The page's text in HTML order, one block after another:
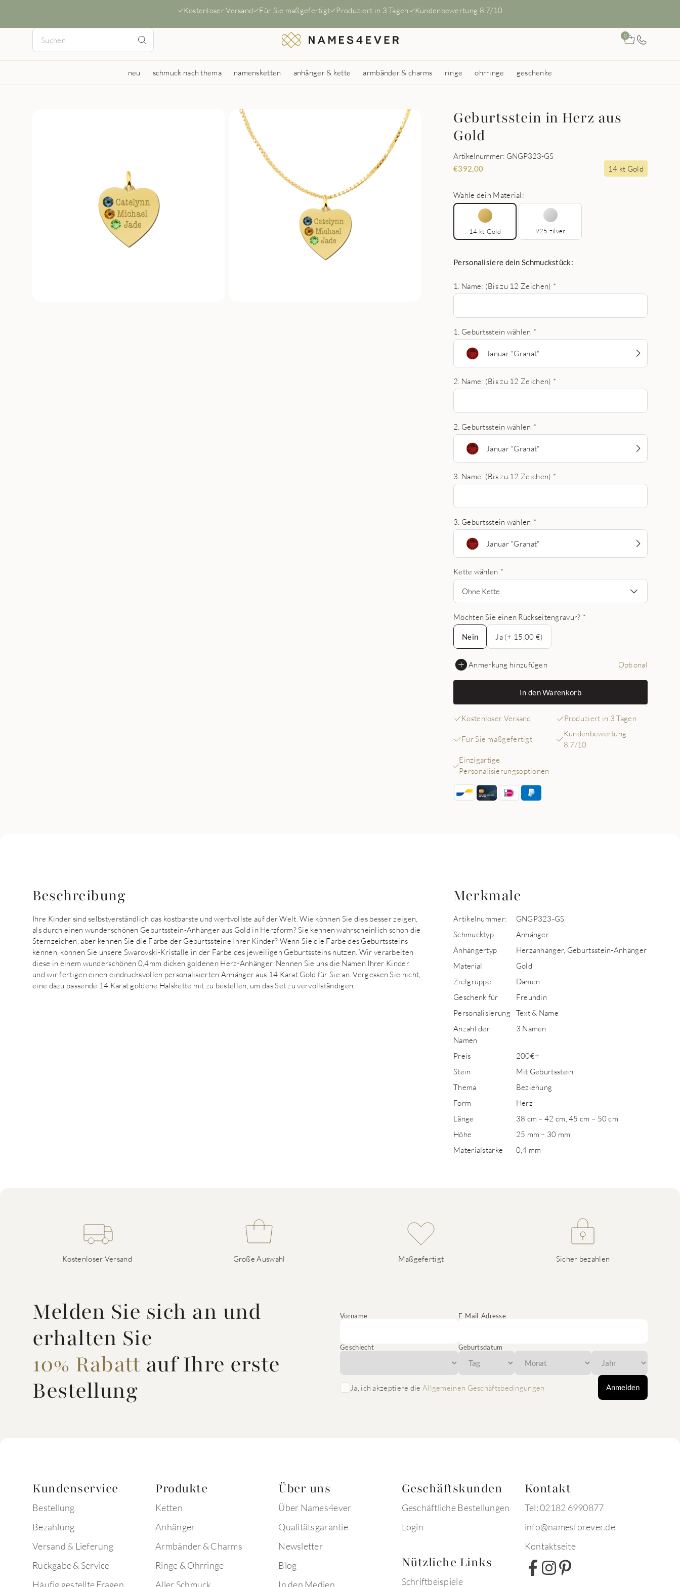
Kostenloser Versand Für Sie maßgefertigt Produziert in 3 Tagen Kundenbewertung 8.7/10
0
neu schmuck nach thema namensketten anhänger & kette armbänder & charms ringe ohrringe geschenke
Geburtsstein in Herz aus
Gold
Artikelnummer: GNGP323-GS
€392,00 14 kt Gold
Wähle dein Material:
14 kt Gold 925 zilver
Personalisiere dein Schmuckstück:
1. Name: (Bis zu 12 Zeichen) *
1. Geburtsstein wählen *
Januar "Granat"
2. Name: (Bis zu 12 Zeichen) *
2. Geburtsstein wählen *
Januar "Granat"
3. Name: (Bis zu 12 Zeichen) *
3. Geburtsstein wählen *
Januar "Granat"
Kette wählen *
Ohne Kette
Möchten Sie einen Rückseitengravur? *
Nein
Nein
Ja (+ 15,00 €)
Anmerkung hinzufügen Optional
In den Warenkorb
Kostenloser Versand Produziert in 3 Tagen
Für Sie maßgefertigt
Kundenbewertung
8,7/10
Einzigartige
Personalisierungsoptionen
Beschreibung
Ihre Kinder sind selbstverständlich das kostbarste und wertvollste auf der Welt. Wie können Sie dies besser zeigen,
als durch einen wunderschönen Geburtsstein-Anhänger aus Gold in Herzform? Sie kennen wahrscheinlich schon die
Sternzeichen, aber kennen Sie die Farbe der Geburtssteine Ihrer Kinder? Wenn Sie die Farbe des Geburtssteins
kennen, können Sie unsere Swarovski-Kristalle in der Farbe des jeweiligen Geburtssteins nutzen. Wir verarbeiten
diese in einem wunderschönen 0,4mm dicken goldenen Herz-Anhänger. Nennen Sie uns die Namen Ihrer Kinder
und wir fertigen einen eindrucksvollen personalisierten Anhänger aus 14 Karat Gold für Sie an. Vergessen Sie nicht,
eine dazu passende 14 Karat goldene Halskette mit zu bestellen, um das Set zu vervollständigen.
Merkmale
Artikelnummer:
GNGP323-GS
Schmucktyp
Anhänger
Anhängertyp
Herzanhänger, Geburtsstein-Anhänger
Material
Gold
Zielgruppe
Damen
Geschenk für
Freundin
Personalisierung
Text & Name
Anzahl der
Namen
3 Namen
Preis
200€+
Stein
Mit Geburtsstein
Thema
Beziehung
Form
Herz
Länge
38 cm – 42 cm, 45 cm – 50 cm
Höhe
25 mm – 30 mm
Materialstärke
0,4 mm
Kostenloser Versand Große Auswahl Maßgefertigt Sicher bezahlen
Melden Sie sich an und
erhalten Sie
10% Rabattauf Ihre erste
Bestellung
Vorname E-Mail-Adresse
Geschlecht Geburtsdatum
Ja, ich akzeptiere die Allgemeinen Geschäftsbedingungen Anmelden
Kundenservice
Bestellung
Bezahlung
Versand & Lieferung
Rückgabe & Service
Häufig gestellte Fragen
Produkte
Ketten
Anhänger
Armbänder & Charms
Ringe & Ohrringe
Aller Schmuck
Über uns
Über Names4ever
Qualitätsgarantie
Newsletter
Blog
In den Medien
Geschäftskunden
Geschäftliche Bestellungen
Login
Nützliche Links
Schriftbeispiele
Kontakt
Tel: 02182 6990877
info@namesforever.de
Kontaktseite